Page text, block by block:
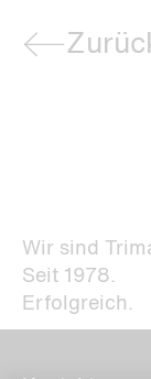
Wir sind
Seit 1978.
Erfolgreich.